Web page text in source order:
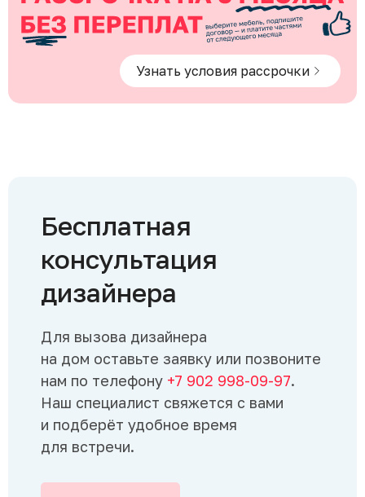
Узнать условия рассрочки
Бесплатная
консультация
дизайнера
Для вызова дизайнера
на дом оставьте заявку или позвоните
нам по телефону +7 902 998-09-97.
Наш специалист свяжется с вами
и подберёт удобное время
для встречи.